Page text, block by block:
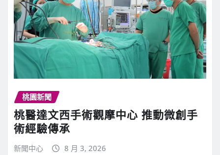
桃園新聞
桃醫達文西手術觀摩中心 推動微創手
術經驗傳承
新聞中心 8 月 3, 2026